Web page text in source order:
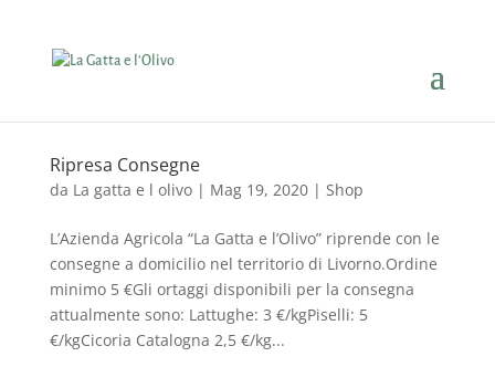
Ripresa Consegne
da La gatta e l olivo| Mag 19, 2020| Shop
L’Azienda Agricola “La Gatta e l’Olivo” riprende con le
consegne a domicilio nel territorio di Livorno.Ordine
minimo 5 €Gli ortaggi disponibili per la consegna
attualmente sono: Lattughe: 3 €/kgPiselli: 5
€/kgCicoria Catalogna 2,5 €/kg...